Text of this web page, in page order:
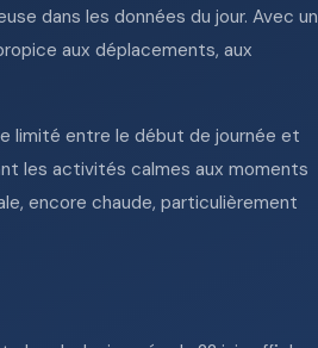
dans les données du jour. Avec un
aux déplacements, aux
limité entre le début de journée et
les activités calmes aux moments
encore chaude, particulièrement